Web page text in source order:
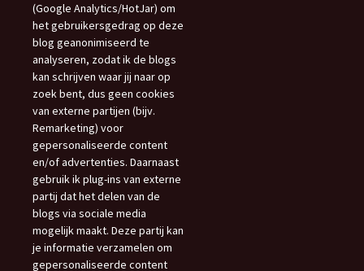
(Google Analytics/HotJar) om
het gebruikersgedrag op deze
blog geanonimiseerd te
analyseren, zodat ik de blogs
kan schrijven waar jij naar op
zoek bent, dus geen cookies
van externe partijen (bijv.
Remarketing) voor
gepersonaliseerde content
en/of advertenties. Daarnaast
gebruik ik plug-ins van externe
partij dat het delen van de
blogs via sociale media
mogelijk maakt. Deze partij kan
je informatie verzamelen om
gepersonaliseerde content